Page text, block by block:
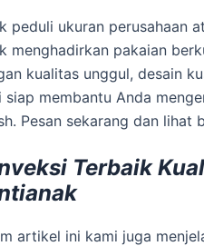
peduli ukuran perusahaan
menghadirkan pakaian
kualitas unggul, desain
siap membantu Anda
Pesan sekarang dan lihat
Terbaik
artikel ini kami juga